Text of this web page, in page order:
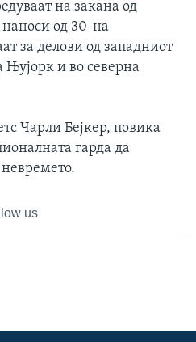
на закана од
од 30-на
за делови од западниот
Њујорк и во северна
Чарли Бејкер, повика
гарда да
us